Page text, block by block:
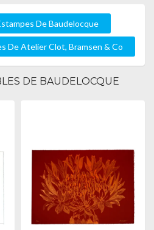
De Baudelocque
De Atelier Clot, Bramsen & Co
DE BAUDELOCQUE